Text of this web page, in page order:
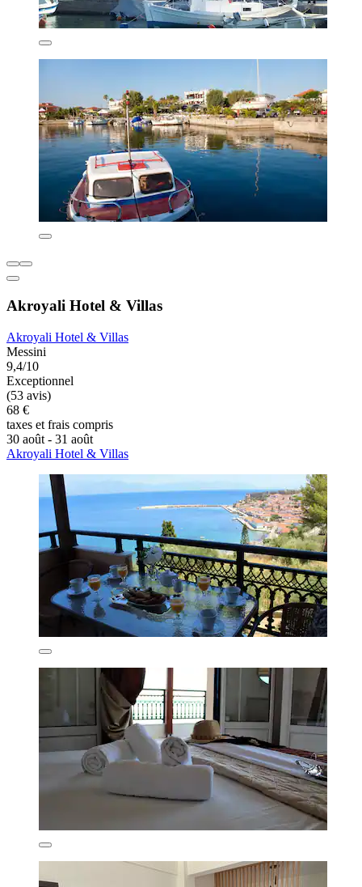
Akroyali Hotel & Villas
Akroyali Hotel & Villas
Messini
9,4/10
Exceptionnel
(53 avis)
68 €
taxes et frais compris
30 août - 31 août
Akroyali Hotel & Villas